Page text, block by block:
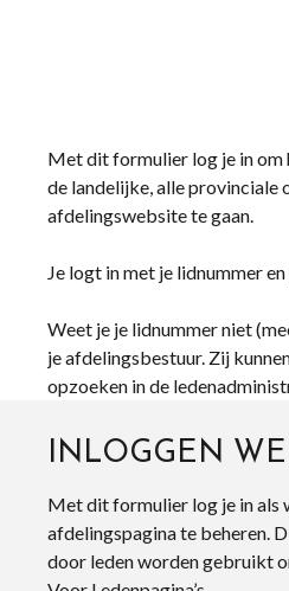
Met dit formulier log je in om
de landelijke, alle provinciale
afdelingswebsite te gaan.
Je logt in met je lidnummer
Weet je je lidnummer niet
je afdelingsbestuur. Zij
opzoeken in de
INLOGGEN
Met dit formulier log je in als
afdelingspagina te beheren.
door leden worden gebruikt